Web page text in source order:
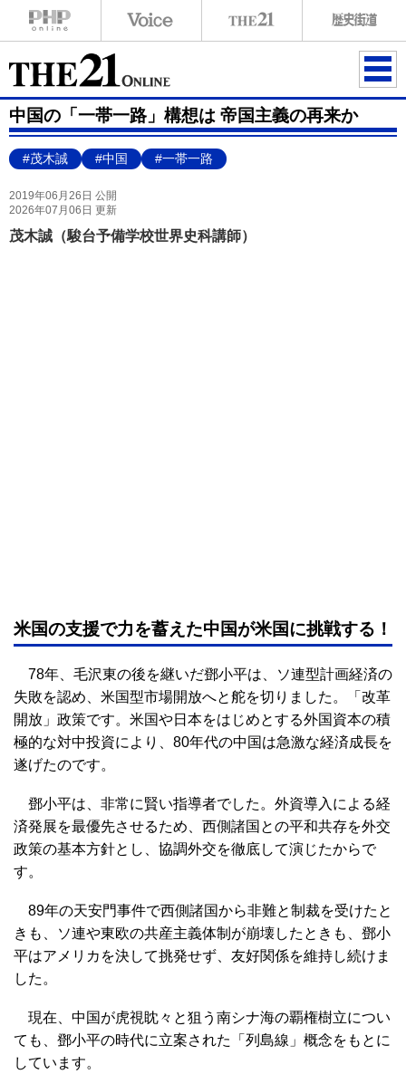
ME
中国の「一帯一路」構想は 帝国主義の再来か
#茂木誠 #中国 #一帯一路
2019年06月26日 公開
2026年07月06日 更新
茂木誠（駿台予備学校世界史科講師）
米国の支援で力を蓄えた中国が米国に挑戦する！
78年、毛沢東の後を継いだ鄧小平は、ソ連型計画経済の
失敗を認め、米国型市場開放へと舵を切りました。「改革
開放」政策です。米国や日本をはじめとする外国資本の積
極的な対中投資により、80年代の中国は急激な経済成長を
遂げたのです。
鄧小平は、非常に賢い指導者でした。外資導入による経
済発展を最優先させるため、西側諸国との平和共存を外交
政策の基本方針とし、協調外交を徹底して演じたからで
す。
89年の天安門事件で西側諸国から非難と制裁を受けたと
きも、ソ連や東欧の共産主義体制が崩壊したときも、鄧小
平はアメリカを決して挑発せず、友好関係を維持し続けま
した。
現在、中国が虎視眈々と狙う南シナ海の覇権樹立につい
ても、鄧小平の時代に立案された「列島線」概念をもとに
しています。